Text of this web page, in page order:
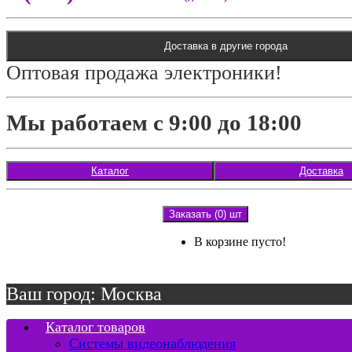
Доставка в другие города
Оптовая продажа электроники!
Мы работаем с 9:00 до 18:00
Каталог Доставка
Заказать (0) шт
В корзине пусто!
Ваш город: Москва
Каталог товаров
Системы видеонаблюдения